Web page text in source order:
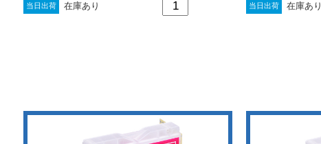
当日出荷 在庫あり 当日出荷 在庫あり